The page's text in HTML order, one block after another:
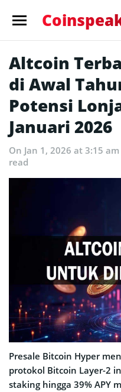
Altcoin
di Awal
Potensi
Januari 2026
On Jan 1, 2026 at 3:15 am
read
Presale Bitcoin Hyper
protokol Bitcoin Layer-2
staking hingga 39% APY